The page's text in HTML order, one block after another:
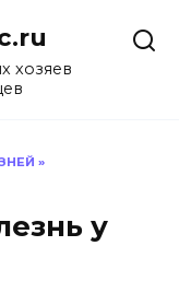
хозяев
»
у